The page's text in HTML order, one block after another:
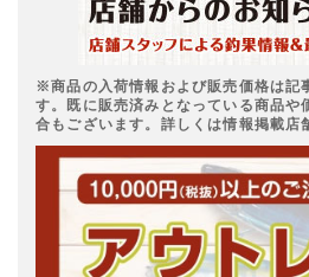
※商品の入荷情報および販売価格は記
す。既に販売済みとなっている商品や
合もございます。詳しくは情報掲載店